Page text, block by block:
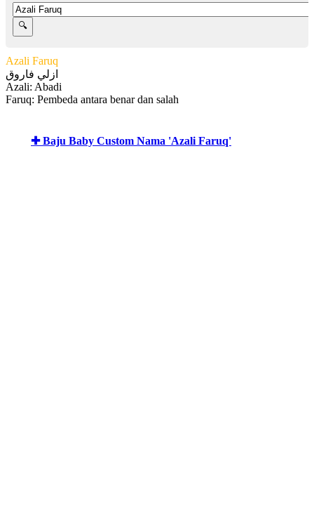
Azali Faruq
ازلي فاروق
Azali: Abadi
Faruq: Pembeda antara benar dan salah
✚ Baju Baby Custom Nama 'Azali Faruq'